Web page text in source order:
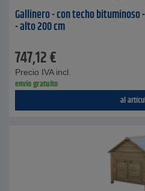
Gallinero - con techo bituminoso
- alto 200 cm
747,12€
Precio IVA incl.
envío gratuito
al